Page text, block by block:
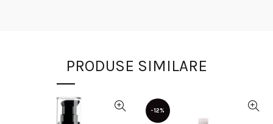
PRODUSE SIMILARE
-12%